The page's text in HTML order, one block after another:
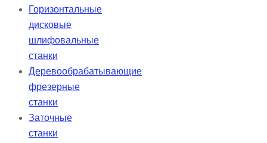
Горизонтальные
дисковые
шлифовальные
станки
Деревообрабатывающие
фрезерные
станки
Заточные
станки